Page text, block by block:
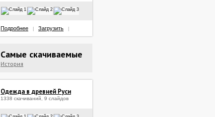
Подробнее Загрузить
Самые скачиваемые
История
Одежда в древней Руси
1338 скачиваний, 9 слайдов